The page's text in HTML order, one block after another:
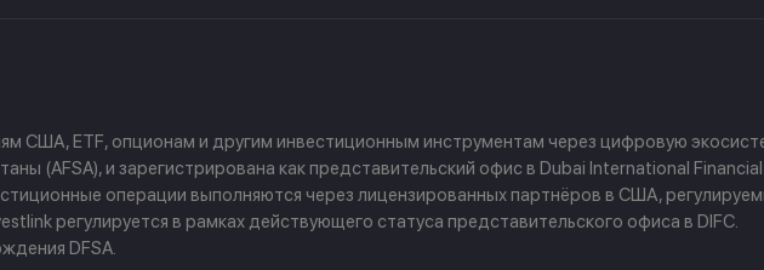
США, ETF, опционам и другим инвестиционным инструментам через цифровую
(AFSA), и зарегистрирована как представительский офис в Dubai International Financial
операции выполняются через лицензированных партнёров в США,
регулируется в рамках действующего статуса представительского офиса в DIFC.
DFSA.